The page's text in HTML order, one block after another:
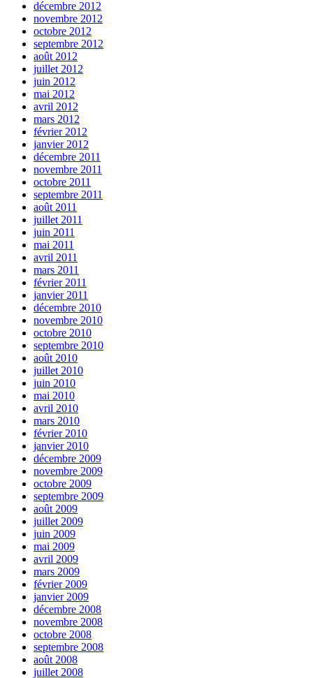
décembre 2012
novembre 2012
octobre 2012
septembre 2012
août 2012
juillet 2012
juin 2012
mai 2012
avril 2012
mars 2012
février 2012
janvier 2012
décembre 2011
novembre 2011
octobre 2011
septembre 2011
août 2011
juillet 2011
juin 2011
mai 2011
avril 2011
mars 2011
février 2011
janvier 2011
décembre 2010
novembre 2010
octobre 2010
septembre 2010
août 2010
juillet 2010
juin 2010
mai 2010
avril 2010
mars 2010
février 2010
janvier 2010
décembre 2009
novembre 2009
octobre 2009
septembre 2009
août 2009
juillet 2009
juin 2009
mai 2009
avril 2009
mars 2009
février 2009
janvier 2009
décembre 2008
novembre 2008
octobre 2008
septembre 2008
août 2008
juillet 2008